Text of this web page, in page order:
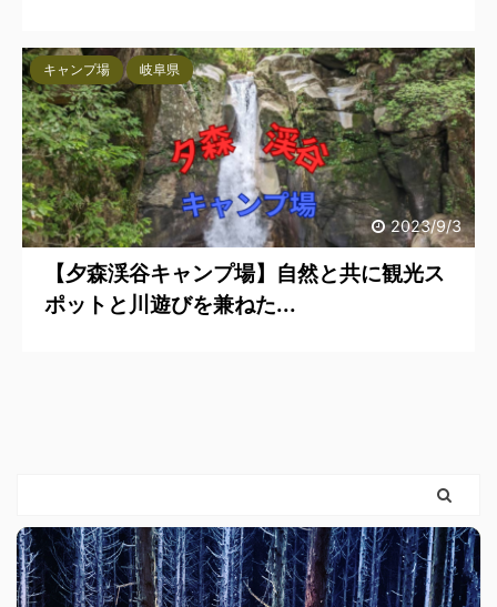
2023/9/3
キャンプ場 岐阜県
【夕森渓谷キャンプ場】自然と共に観光ス
ポットと川遊びを兼ねた...